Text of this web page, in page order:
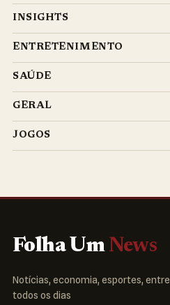
INSIGHTS
ENTRETENIMENTO
SAÚDE
GERAL
JOGOS
Folha Um News
Notícias, economia, esportes,
todos os dias